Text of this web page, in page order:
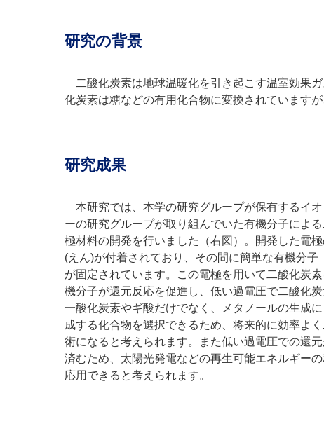
研究の背景
二酸化炭素は地球温暖化を引き起こす温室効果
化炭素は糖などの有用化合物に変換されています
研究成果
本研究では、本学の研究グループが保有するイ
ーの研究グループが取り組んでいた有機分子によ
極材料の開発を行いました（右図）。開発した電
(えん)が付着されており、その間に簡単な有機分子
が固定されています。この電極を用いて二酸化炭
機分子が還元反応を促進し、低い過電圧で二酸化
一酸化炭素やギ酸だけでなく、メタノールの生成
成する化合物を選択できるため、将来的に効率よ
術になると考えられます。また低い過電圧での還
済むため、太陽光発電などの再生可能エネルギー
応用できると考えられます。